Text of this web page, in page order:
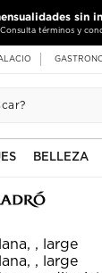
sin
términos y
BELLEZA